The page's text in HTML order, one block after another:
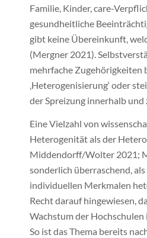
Familie, Kinder, care-
gesundheitliche
gibt keine Übereinkunft,
(Mergner 2021).
mehrfache Zugehörigkeiten
‚Heterogenisierung‘ oder
der Spreizung innerhalb und
Eine Vielzahl von
Heterogenität als der
Middendorff/Wolter 2021;
sonderlich überraschend,
individuellen Merkmalen
Recht darauf hingewiesen,
Wachstum der
So ist das Thema bereits